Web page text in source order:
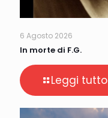
6 Agosto 2026
In morte di F.G.
Leggi tutto